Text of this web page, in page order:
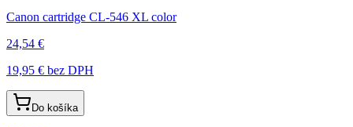
Canon cartridge CL-546 XL color
24,54 €
19,95 € bez DPH
Do košíka